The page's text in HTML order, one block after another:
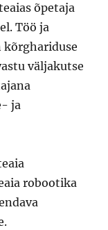
õpetaja
Töö ja
kõrghariduse
väljakutse
ja
robootika